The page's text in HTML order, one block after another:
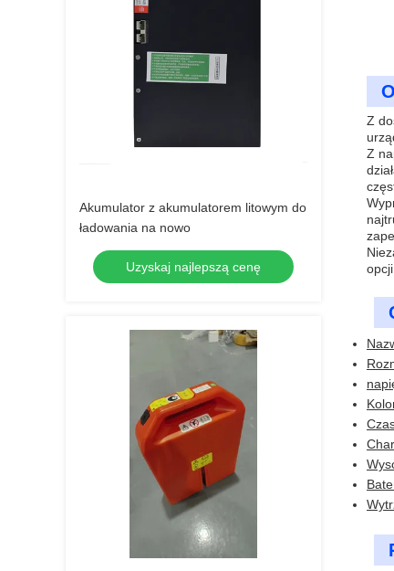
Akumulator z akumulatorem litowym do
ładowania na nowo
Uzyskaj najlepszą cenę
Z
Z